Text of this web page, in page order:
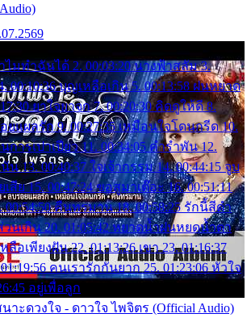
ไมทำฉันได้ 2. 00:03:20 นางฟ้าสลัม 3.
00:10:36 บุญเหลือเกิน 5. 00:13:58 ฝนหยาด
ยาใจยาจก 7. 00:20:30 คิดดูให้ดี 8.
ยแผลรัก 9. 00:27:35 เหมือนใจโดนกรีด 10.
การเปาเปียว 11. 00:34:05 คำรำพัน 12.
น 13. 00:40:37 ใจเจ้ากรรม 14. 00:44:15 จูบ
สีย 15. 00:47:24 ขอสูมาเต๊อะ 16. 00:51:11
00:54:50 คืนทรมาน 18. 00:58:25 รักนี้สีดำ
วนเกิน 20. 01:05:42 หยาดน้ำฝนหยดน้ำตา
หลือเพียงฝัน 22. 01:13:26 เขา 23. 01:16:37
คนเรารักกันยาก 25. 01:23:06 หัวใจ
อยู่เพื่อลูก
นาะดวงใจ - ดาวใจ ไพจิตร (Official Audio)